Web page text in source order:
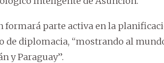
formará parte activa en la
de diplomacia, “mostrando al
y Paraguay”.